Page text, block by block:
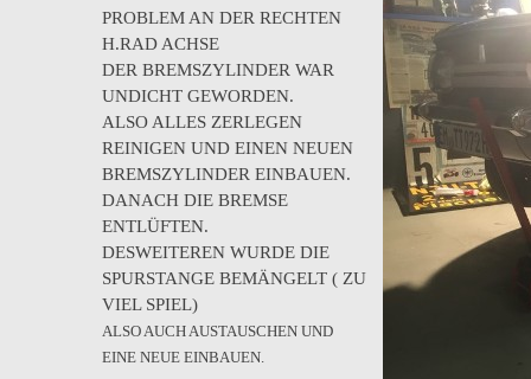
PROBLEM AN DER RECHTEN
H.RAD ACHSE
DER BREMSZYLINDER WAR
UNDICHT GEWORDEN.
ALSO ALLES ZERLEGEN
REINIGEN UND EINEN NEUEN
BREMSZYLINDER EINBAUEN.
DANACH DIE BREMSE
ENTLÜFTEN.
DESWEITEREN WURDE DIE
SPURSTANGE BEMÄNGELT ( ZU
VIEL SPIEL)
ALSO AUCH AUSTAUSCHEN UND
EINE NEUE EINBAUEN.